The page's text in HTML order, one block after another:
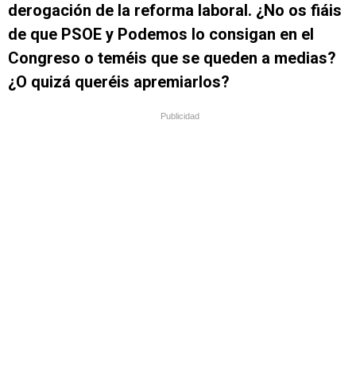
derogación de la reforma laboral. ¿No os fiáis
de que PSOE y Podemos lo consigan en el
Congreso o teméis que se queden a medias?
¿O quizá queréis apremiarlos?
Publicidad